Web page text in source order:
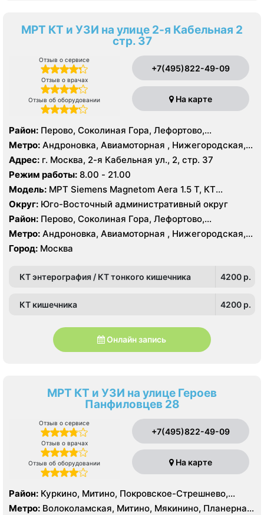
МРТ КТ и УЗИ на улице 2-я Кабельная 2
стр. 37
Отзыв о сервисе
Отзыв о врачах
Отзыв об оборудовании
+7(495)822-49-09
На карте
Район: Перово, Соколиная Гора, Лефортово,
Нижегородский
Метро: Андроновка, Авиамоторная , Нижегородская,
Площадь Ильича, Шоссе Энтузиастов
Адрес: г. Москва, 2-я Кабельная ул., 2, стр. 37
Режим работы: 8.00 - 21.00
Модель: МРТ Siemens Magnetom Aera 1.5 T, КТ
TOSHIBA Prime Aquilion 160 срезов, УЗИ GE LOGIQ S8
Округ: Юго-Восточный административный округ
Район: Перово, Соколиная Гора, Лефортово,
Нижегородский
Метро: Андроновка, Авиамоторная , Нижегородская,
Площадь Ильича, Шоссе Энтузиастов
Город: Москва
КТ энтерография / КТ тонкого кишечника 4200 p.
КТ кишечника 4200 p.
Онлайн запись
МРТ КТ и УЗИ на улице Героев
Панфиловцев 28
Отзыв о сервисе
Отзыв о врачах
Отзыв об оборудовании
+7(495)822-49-09
На карте
Район: Куркино, Митино, Покровское-Стрешнево,
Северное Тушино, Строгино, Южное Тушино
Метро: Волоколамская, Митино, Мякинино, Планерная,